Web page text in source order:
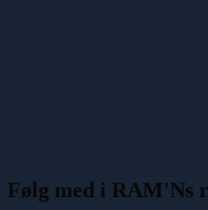
Følg med i RAM'Ns